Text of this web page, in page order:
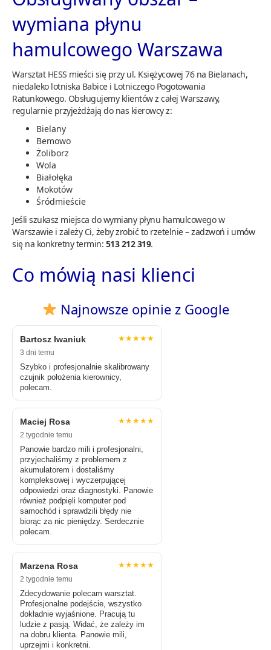
wymiana płynu
hamulcowego Warszawa
Warsztat HESS mieści się przy ul. Księżycowej 76 na Bielanach,
niedaleko lotniska Babice i Lotniczego Pogotowania
Ratunkowego. Obsługujemy klientów z całej Warszawy,
regularnie przyjeżdżają do nas kierowcy z:
Bielany
Bemowo
Żoliborz
Wola
Białołęka
Mokotów
Śródmieście
Jeśli szukasz miejsca do wymiany płynu hamulcowego w
Warszawie i zależy Ci, żeby zrobić to rzetelnie – zadzwoń i umów
się na konkretny termin: 513 212 319.
Co mówią nasi klienci
Najnowsze opinie z Google
Bartosz Iwaniuk ★★★★★
3 dni temu
Szybko i profesjonalnie skalibrowany
czujnik położenia kierownicy,
polecam.
Maciej Rosa ★★★★★
2 tygodnie temu
Panowie bardzo mili i profesjonalni,
przyjechaliśmy z problemem z
akumulatorem i dostaliśmy
kompleksowej i wyczerpującej
odpowiedzi oraz diagnostyki. Panowie
również podpięli komputer pod
samochód i sprawdzili błędy nie
biorąc za nic pieniędzy. Serdecznie
polecam.
Marzena Rosa ★★★★★
2 tygodnie temu
Zdecydowanie polecam warsztat.
Profesjonalne podejście, wszystko
dokładnie wyjaśnione. Pracują tu
ludzie z pasją. Widać, że zależy im
na dobru klienta. Panowie mili,
uprzejmi i konkretni.